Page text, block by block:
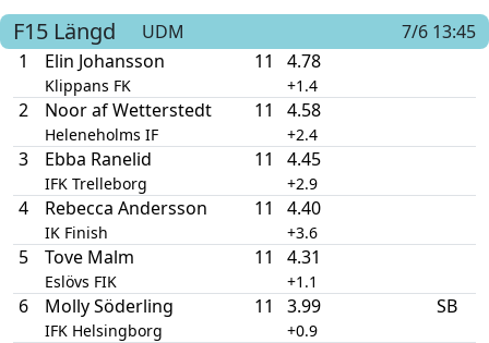
F15 Längd UDM
7/6 13:45
1
Elin Johansson
Klippans FK
11 4.78
+1.4
2 Noor af Wetterstedt
Heleneholms IF
11 4.58
+2.4
3 Ebba Ranelid
IFK Trelleborg
11 4.45
+2.9
4 Rebecca Andersson
IK Finish
11 4.40
+3.6
5 Tove Malm
Eslövs FIK
11 4.31
+1.1
6 Molly Söderling
IFK Helsingborg
11 3.99
+0.9
SB